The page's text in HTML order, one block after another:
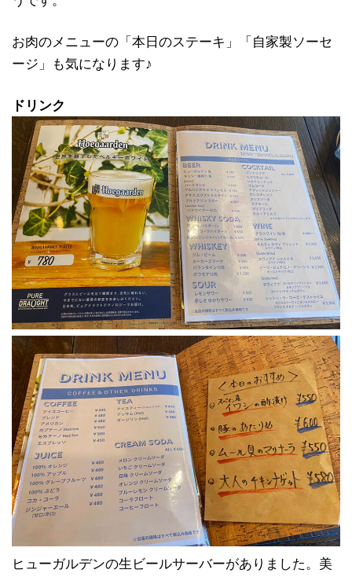
お肉のメニューの「本日のステーキ」「自家製ソーセ
ージ」も気になります♪
ドリンク
ヒューガルデンの生ビールサーバーがありました。美